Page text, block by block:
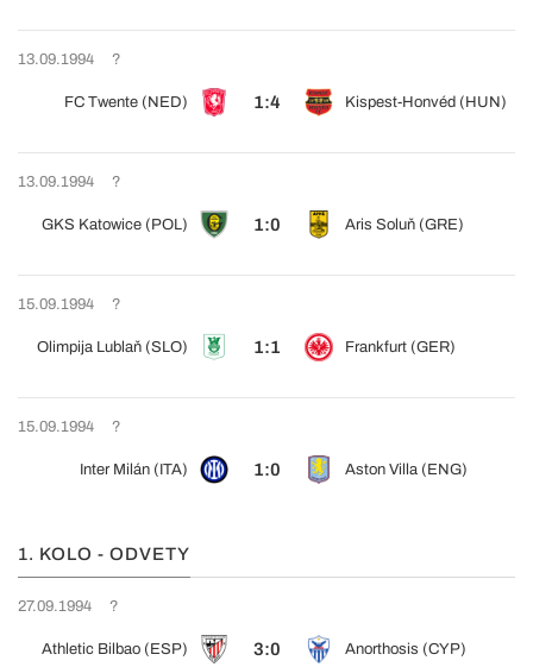
13.09.1994 ?
FC Twente (NED) 1:4 Kispest-Honvéd (HUN)
13.09.1994 ?
GKS Katowice (POL) 1:0 Aris Soluň (GRE)
15.09.1994 ?
Olimpija Lublaň (SLO) 1:1 Frankfurt (GER)
15.09.1994 ?
Inter Milán (ITA) 1:0 Aston Villa (ENG)
1. KOLO - ODVETY
27.09.1994 ?
Athletic Bilbao (ESP) 3:0 Anorthosis (CYP)